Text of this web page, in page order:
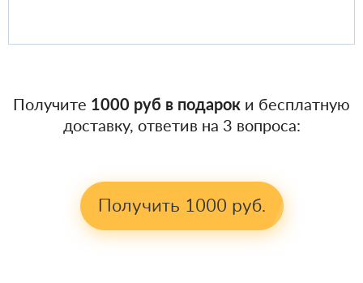
Получите 1000 руб в подарок и бесплатную
доставку, ответив на 3 вопроса:
Получить 1000 руб.